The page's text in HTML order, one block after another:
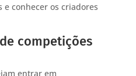
conhecer os criadores
competições
entrar em